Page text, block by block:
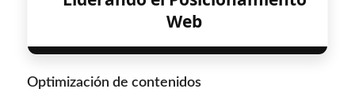
Web
Optimización de contenidos